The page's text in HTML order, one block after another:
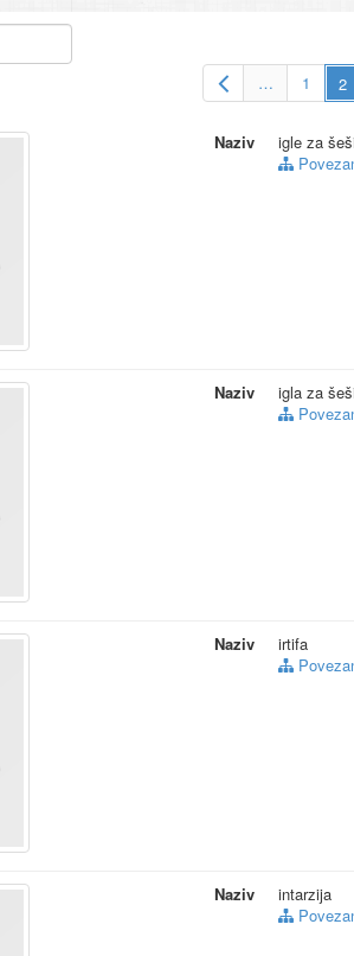
15. irtifa (2)
Više… (30)
… 1
Naziv
igle za
Naziv
igla za
Naziv
irtifa
Naziv
intarzija